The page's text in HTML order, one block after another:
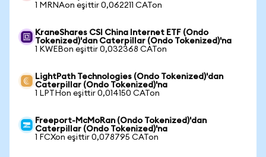
1 MRNAon eşittir 0,062211 CATon
KraneShares CSI China Internet ETF (Ondo
Tokenized)'dan Caterpillar (Ondo Tokenized)'na
1 KWEBon eşittir 0,032368 CATon
LightPath Technologies (Ondo Tokenized)'dan
Caterpillar (Ondo Tokenized)'na
1 LPTHon eşittir 0,014150 CATon
Freeport-McMoRan (Ondo Tokenized)'dan
Caterpillar (Ondo Tokenized)'na
1 FCXon eşittir 0,078795 CATon